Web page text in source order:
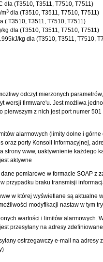
dla (T3510, T3511, T7510, T7511)
m3 dla (T3510, T3511, T7510, T7511)
( T3510, T3511, T7510, T7511)
kg dla (T3510, T3511, T7510, T7511)
kg dla (T3510, T3511, T7510,
odczyt mierzonych
wersji firmware'u. Jest możliwa
pierwszym z nich jest port numer
alarmowych (limity dolne i górne
oraz porty Konsoli Informacyjnej,
strony www, uaktywnienie każdego
aktywne
pomiarowe w formacie SOAP z
przypadku braku transmisji
w której wyświetlane są aktualne
modyfikacji nastaw w tym
wartości i limitów alarmowych.
przesyłany na adresy
ostrzegawczy e-mail na adresy